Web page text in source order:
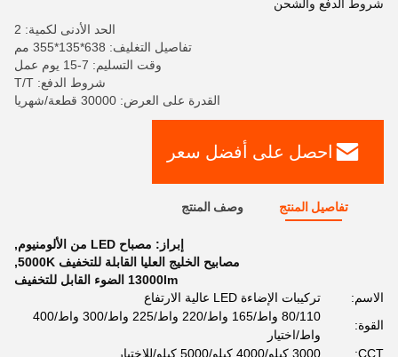
شروط الدفع والشحن
الحد الأدنى لكمية: 2
تفاصيل التغليف: 638*135*355 مم
وقت التسليم: 7-15 يوم عمل
شروط الدفع: T/T
القدرة على العرض: 30000 قطعة/شهريا
احصل على أفضل سعر
تفاصيل المنتج وصف المنتج
إبراز: مصباح LED من الألومنيوم
,
مصابيح الخليج العليا القابلة للتخفيف 5000K
,
13000lm الضوء القابل للتخفيف
الاسم:
تركيبات الإضاءة LED عالية الارتفاع
القوة:
80/110 واط/165 واط/220 واط/225 واط/300 واط/400
واط/اختيار
CCT:
3000 كيلو/4000 كيلو/5000 كيلو/للاختيار